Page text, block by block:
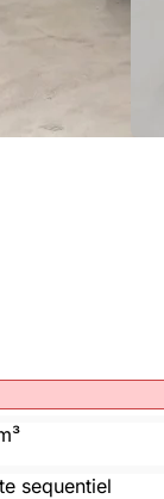
sequentiel